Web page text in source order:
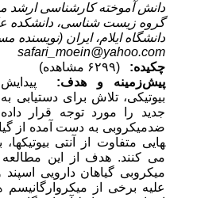
دانش آموخته کارشناسی ارشد
گروه زیست شناسی، دانشکده
دانشگاه ایلام، ایران (نویسنده
safari_moein@yahoo.com
چکیده:
پیش‌زمینه و هدف:
بیوتیکی، تلاش برای دستیابی به
جدید را مورد توجه قرار
ضدمیکروبی به دست آمده از
هایی متفاوت از آنتی بیوتیک­ها،
می کنند. هدف از این مطالعه
میکروبی گیاهان دارویی اسپند
علیه برخی از میکروارگانیسم